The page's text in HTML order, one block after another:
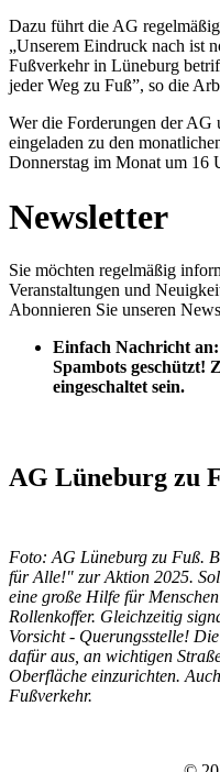
Dazu führt die AG
„Unserem Eindruck nach ist
Fußverkehr in Lüneburg
jeder Weg zu Fuß”, so die
Wer die Forderungen der
eingeladen zu den
Donnerstag im Monat um 16
Newsletter
Sie möchten regelmäßig
Veranstaltungen und
Abonnieren Sie unseren
Einfach Nachricht an:
Spambots geschützt!
eingeschaltet sein.
AG Lüneburg zu
Foto: AG Lüneburg zu Fuß.
für Alle!" zur Aktion 2025.
eine große Hilfe für
Rollenkoffer. Gleichzeitig
Vorsicht - Querungsstelle!
dafür aus, an wichtigen
Oberfläche einzurichten.
Fußverkehr.